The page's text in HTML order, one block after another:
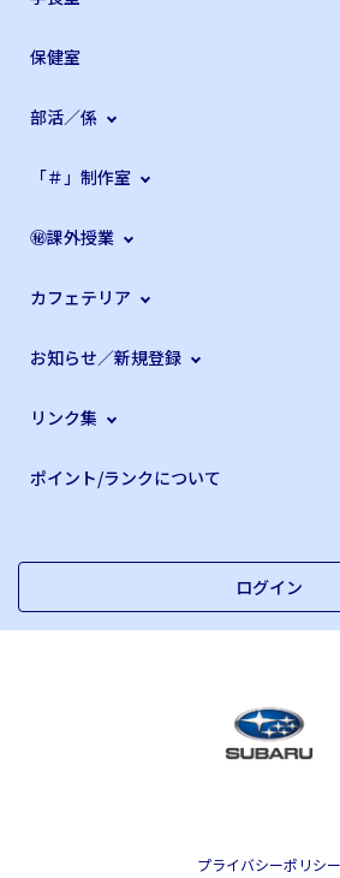
ソフトウェアや半導体を統合するシ
テムに仕上げ、それぞれの強みを生
す。スバルがトヨタのハイブリッド
させている点には、一人の技術者と
納車してまだ1500キロほどしか走っ
本からはるか離れたところで、群馬
ささやかな誇りです。これほどまで
でありませんでした。こちら「スバ
います。逆に、米国でのスバルのこ
イブコースなどについてご興味があ
す。どうぞ宜しくお願い申し上げます
保健室
部活／係
「＃」制作室
㊙課外授業
カフェテリア
お知らせ／新規登録
リンク集
ポイント/ランクについて
ログイン
プライバシーポリシー